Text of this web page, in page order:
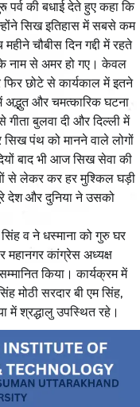
की बधाई देते हुए कहा कि
सिख इतिहास में सबसे कम
चौबीस दिन गद्दी में रहते
नाम से अमर हो गए। केवल
फिर छोटे से कार्यकाल में इतने
अद्भुत और चमत्कारिक घटना
बुलवा दी और दिल्ली में
पंथ को मानने वाले लोगों
बाद भी आज सिख सेवा की
से लेकर कर हर मुश्किल घड़ी
देश और दुनिया ने उसको
व ने धस्माना को गुरु घर
महानगर कांग्रेस अध्यक्ष
किया। कार्यक्रम में
मोठी सरदार बी एम सिंह,
में श्रद्धालु उपस्थित रहे।